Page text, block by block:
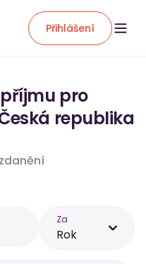
Přihlášení
pro
republika
Za
Rok